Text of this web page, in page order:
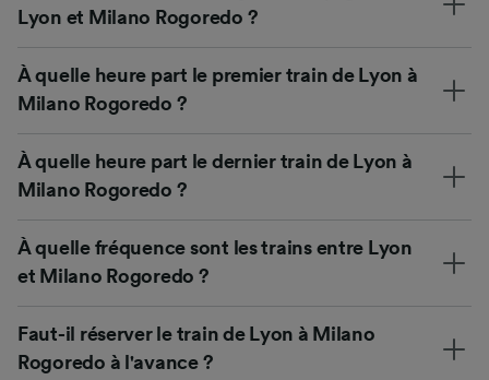
Lyon et Milano Rogoredo ?
À quelle heure part le premier train de Lyon à
Milano Rogoredo ?
À quelle heure part le dernier train de Lyon à
Milano Rogoredo ?
À quelle fréquence sont les trains entre Lyon
et Milano Rogoredo ?
Faut-il réserver le train de Lyon à Milano
Rogoredo à l'avance ?